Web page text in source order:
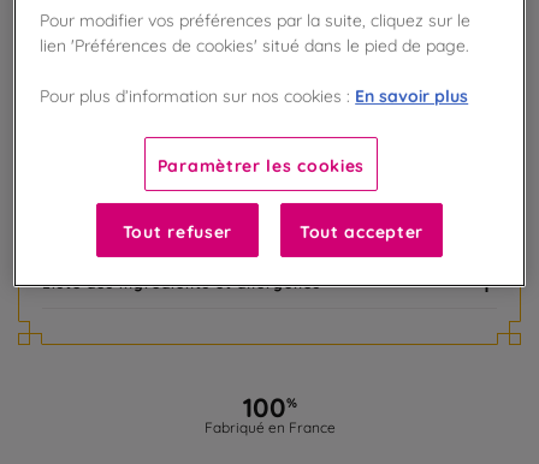
Disponible en boutique !
Vérifier la disponibilité en magasin
Frais de port offert
Gagnez 12 points de fidélité !
avec notre programme Privilège
Liste des ingrédients et allergènes
100%
Fabriqué en France
Pour modifier vos préférences par la suite, cliquez sur le
lien 'Préférences de cookies' situé dans le pied de page.
Pour plus d’information sur nos cookies : En savoir plus
Paramètrer les cookies
Tout refuser Tout accepter